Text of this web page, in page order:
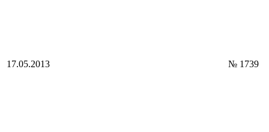
17.05.2013 № 1739